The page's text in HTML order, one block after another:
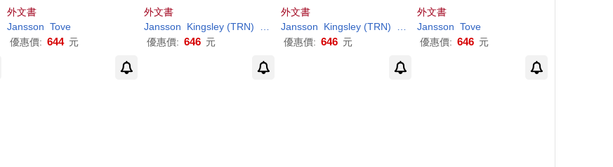
外文書
Jansson Tove
優惠價: 644 元
外文書
Jansson
Kingsley (TRN) Tove/ Hart
優惠價: 646 元
外文書
Jansson
Kingsley (TRN) Tove/ Hart
優惠價: 646 元
外文書
Jansson Tove
優惠價: 646 元